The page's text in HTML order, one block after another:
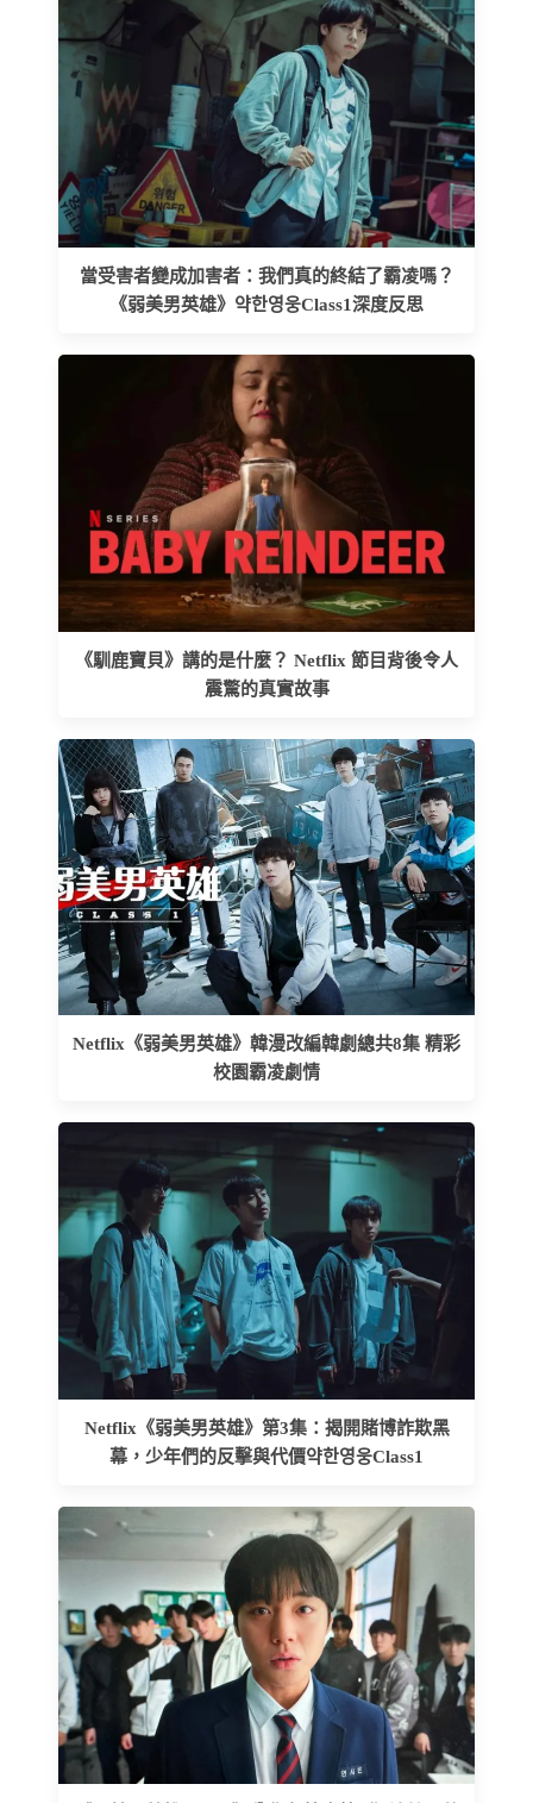
當受害者變成加害者：我們真的終結了霸凌嗎？
《弱美男英雄》약한영웅Class1深度反思
《馴鹿寶貝》講的是什麼？ Netflix 節目背後令人
震驚的真實故事
Netflix《弱美男英雄》韓漫改編韓劇總共8集 精彩
校園霸凌劇情
Netflix《弱美男英雄》第3集：揭開賭博詐欺黑
幕，少年們的反擊與代價약한영웅Class1